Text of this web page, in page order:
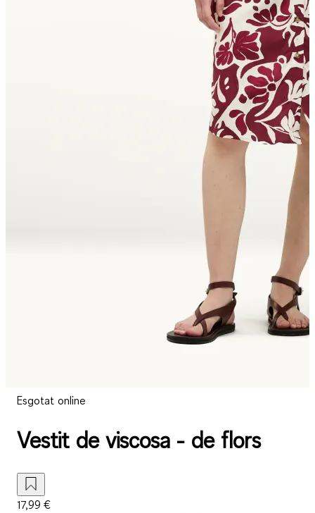
Esgotat online
Vestit de viscosa - de flors
17,99 €